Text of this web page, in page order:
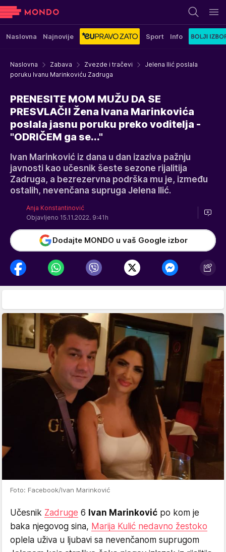
Naslovna Najnovije Sport Info
Naslovna Zabava Zvezde i tračevi
Jelena Ilić poslala
poruku Ivanu Marinkoviću Zadruga
PRENESITE MOM MUŽU DA SE
PRESVLAČI! Žena Ivana Marinkovića
poslala jasnu poruku preko voditelja -
"ODRIČEM ga se..."
Ivan Marinković iz dana u dan izaziva pažnju
javnosti kao učesnik šeste sezone rijalitija
Zadruga, a bezrezervna podrška mu je, između
ostalih, nevenčana supruga Jelena Ilić.
Anja Konstantinović
Objavljeno 15.11.2022. 9:41h
Dodajte MONDO u vaš Google izbor
Foto: Facebook/Ivan Marinković
Učesnik Zadruge 6 Ivan Marinković po kom je
baka njegovog sina, Marija Kulić nedavno žestoko
oplela uživa u ljubavi sa nevenčanom suprugom